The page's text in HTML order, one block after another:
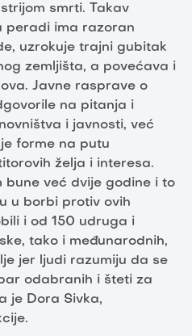
smrti. Takav
peradi ima razoran
uzrokuje trajni gubitak
zemljišta, a povećava i
Javne rasprave o
na pitanja i
i javnosti, već
forme na putu
želja i interesa.
bune već dvije godine i to
u borbi protiv ovih
i od 150 udruga i
tako i međunarodnih,
jer ljudi razumiju da se
odabranih i šteti za
je Dora Sivka,